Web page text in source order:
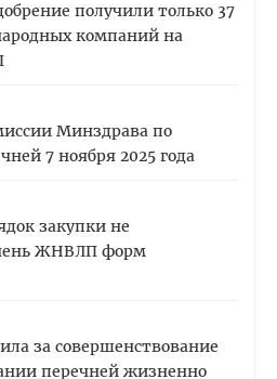
получили только 37
компаний на
Минздрава по
7 ноября 2025 года
закупки не
ЖНВЛП форм
за совершенствование
перечней жизненно